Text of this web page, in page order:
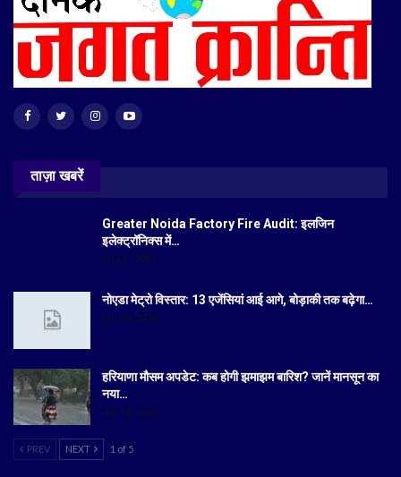
ताज़ा खबरें
Greater Noida Factory Fire Audit: इलजिन
इलेक्ट्रॉनिक्स में…
Aug 6, 2026
नोएडा मेट्रो विस्तार: 13 एजेंसियां आई आगे, बोड़ाकी तक बढ़ेगा…
Jul 19, 2026
हरियाणा मौसम अपडेट: कब होगी झमाझम बारिश? जानें मानसून का
नया…
Jul 18, 2026
PREV NEXT 1 of 5